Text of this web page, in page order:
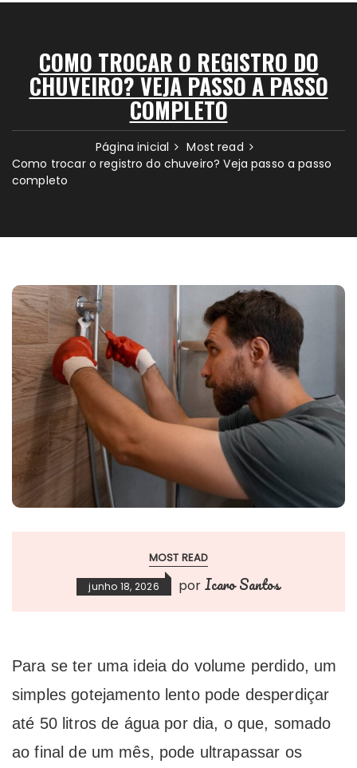
COMO TROCAR O REGISTRO DO
CHUVEIRO? VEJA PASSO A PASSO
COMPLETO
Página inicial
Most read
Como trocar o registro do chuveiro? Veja passo a passo
completo
MOST READ
junho 18, 2026 por Icaro Santos
Para se ter uma ideia do volume perdido, um
simples gotejamento lento pode desperdiçar
até 50 litros de água por dia, o que, somado
ao final de um mês, pode ultrapassar os